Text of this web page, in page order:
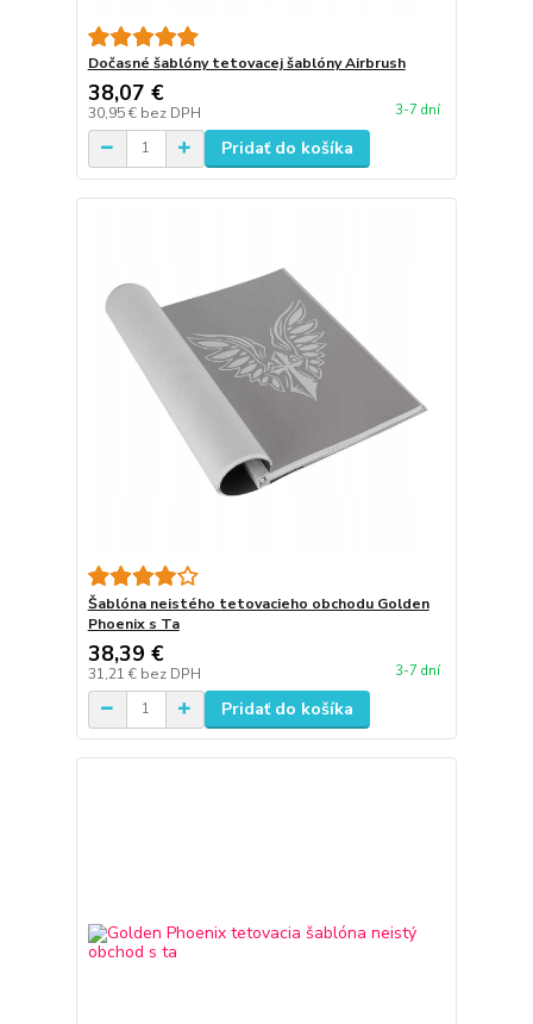
Dočasné šablóny tetovacej šablóny Airbrush
38,07 €
30,95 € bez DPH 3-7 dní
Pridať do košíka
Šablóna neistého tetovacieho obchodu Golden
Phoenix s Ta
38,39 €
31,21 € bez DPH 3-7 dní
Pridať do košíka